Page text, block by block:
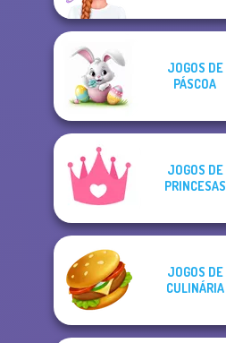
JOGOS DE
PÁSCOA
JOGOS DE
PRINCESAS
JOGOS DE
CULINÁRIA